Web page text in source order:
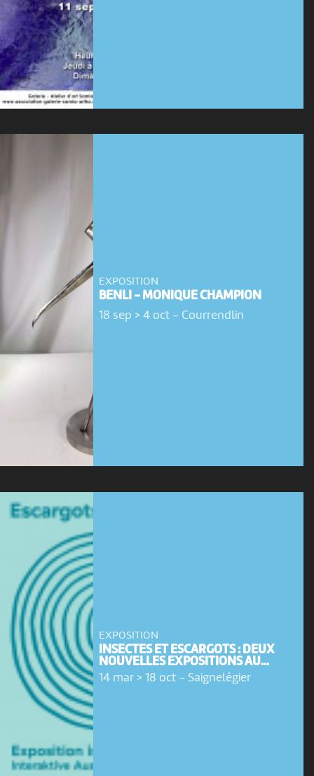
EXPOSITION
BENLI - MONIQUE CHAMPION
18 sep > 4 oct - Courrendlin
EXPOSITION
INSECTES ET ESCARGOTS : DEUX
NOUVELLES EXPOSITIONS AU...
14 mar > 18 oct - Saignelégier